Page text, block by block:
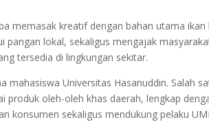
memasak kreatif dengan bahan utama ikan
pangan lokal, sekaligus mengajak
tersedia di lingkungan sekitar.
Universitas Hasanuddin. Salah
produk oleh-oleh khas daerah, lengkap
konsumen sekaligus mendukung pelaku